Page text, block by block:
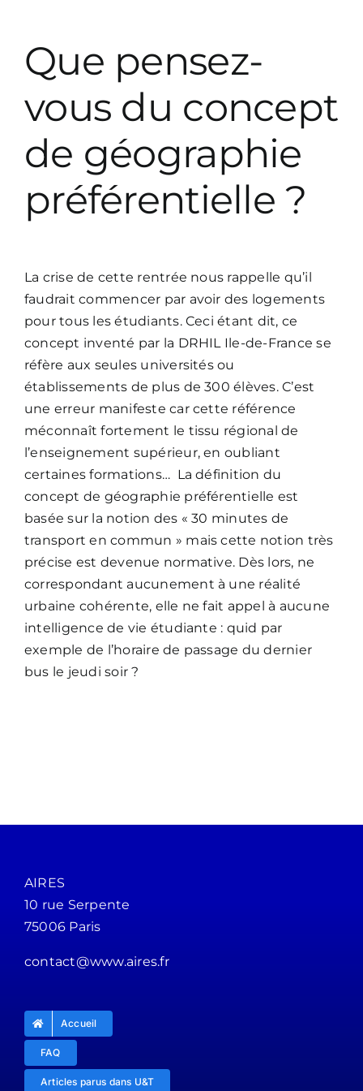
Que pensez-
vous du concept
de géographie
préférentielle ?
La crise de cette rentrée nous rappelle qu’il
faudrait commencer par avoir des logements
pour tous les étudiants. Ceci étant dit, ce
concept inventé par la DRHIL Ile-de-France se
réfère aux seules universités ou
établissements de plus de 300 élèves. C’est
une erreur manifeste car cette référence
méconnaît fortement le tissu régional de
l’enseignement supérieur, en oubliant
certaines formations… La définition du
concept de géographie préférentielle est
basée sur la notion des « 30 minutes de
transport en commun » mais cette notion très
précise est devenue normative. Dès lors, ne
correspondant aucunement à une réalité
urbaine cohérente, elle ne fait appel à aucune
intelligence de vie étudiante : quid par
exemple de l’horaire de passage du dernier
bus le jeudi soir ?
AIRES
10 rue Serpente
75006 Paris
contact@www.aires.fr
Accueil
FAQ
Articles parus dans U&T